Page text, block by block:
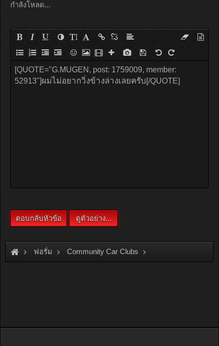
กำลังโหลด...
ฟอรั่ม Community Car Clubs